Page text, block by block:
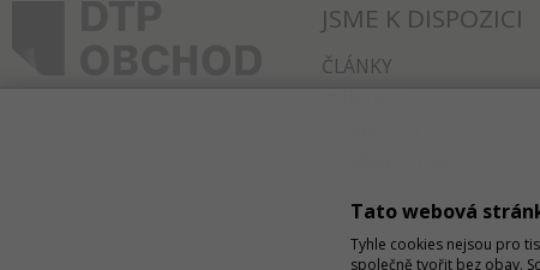
JSME K DISPOZICI
ČLÁNKY
Tato webová
Tyhle cookies nejsou pro
společně tvořit bez obav.